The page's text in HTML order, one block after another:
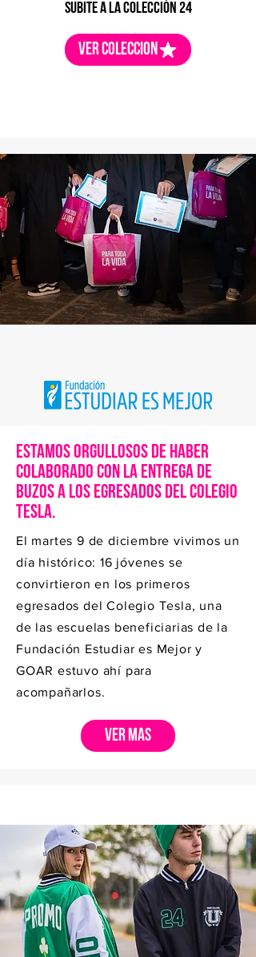
subite a la colección 24
ver coleccion
estamos orgullosos de haber
colaborado con la entrega de
buzos a los egresados del colegio
Tesla.
El martes 9 de diciembre vivimos un
día histórico: 16 jóvenes se
convirtieron en los primeros
egresados del Colegio Tesla, una
de las escuelas beneficiarias de la
Fundación Estudiar es Mejor y
GOAR estuvo ahí para
acompañarlos.
VER MÁS